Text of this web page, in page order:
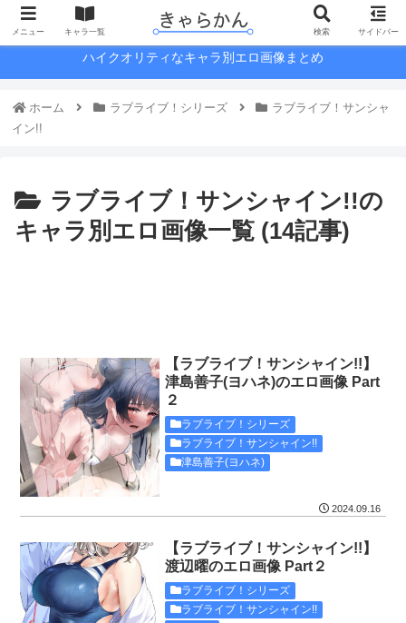
ハイクオリティなキャラ別エロ画像まとめ
ホーム ラブライブ！シリーズ
ラブライブ！サンシャ
イン!!
ラブライブ！サンシャイン!!の
キャラ別エロ画像一覧 (14記事)
【ラブライブ！サンシャイン!!】
津島善子(ヨハネ)のエロ画像 Part
２
ラブライブ！シリーズ
ラブライブ！サンシャイン!!
津島善子(ヨハネ)
2024.09.16
【ラブライブ！サンシャイン!!】
渡辺曜のエロ画像 Part２
ラブライブ！シリーズ
ラブライブ！サンシャイン!!
メニュー キャラ一覧 検索 サイドバー